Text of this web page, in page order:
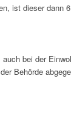
ist dieser dann
bei der
Behörde